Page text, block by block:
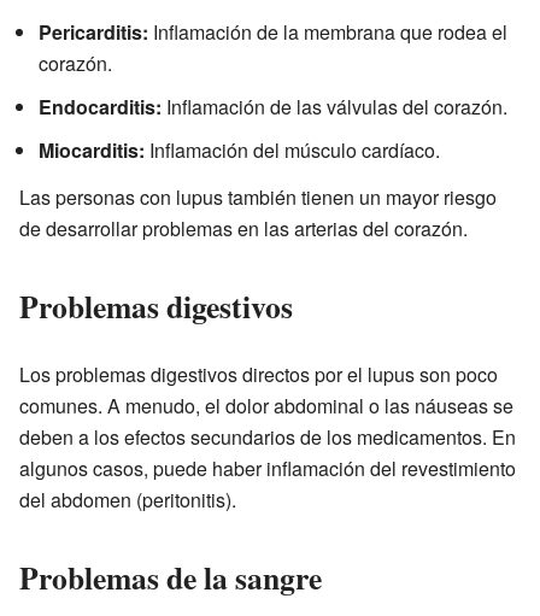
Pericarditis: Inflamación de la membrana que rodea el
corazón.
Endocarditis: Inflamación de las válvulas del corazón.
Miocarditis: Inflamación del músculo cardíaco.
Las personas con lupus también tienen un mayor riesgo
de desarrollar problemas en las arterias del corazón.
Problemas digestivos
Los problemas digestivos directos por el lupus son poco
comunes. A menudo, el dolor abdominal o las náuseas se
deben a los efectos secundarios de los medicamentos. En
algunos casos, puede haber inflamación del revestimiento
del abdomen (peritonitis).
Problemas de la sangre